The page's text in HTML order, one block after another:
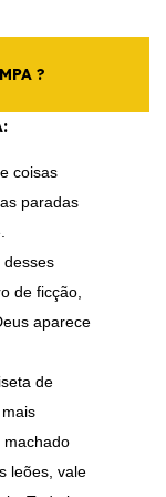
?
coisas
paradas
desses
de ficção,
aparece
de
machado
leões, vale